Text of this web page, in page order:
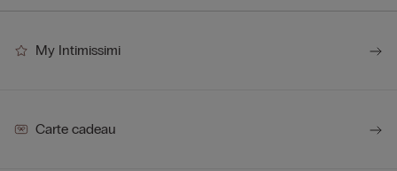
My Intimissimi
Carte cadeau